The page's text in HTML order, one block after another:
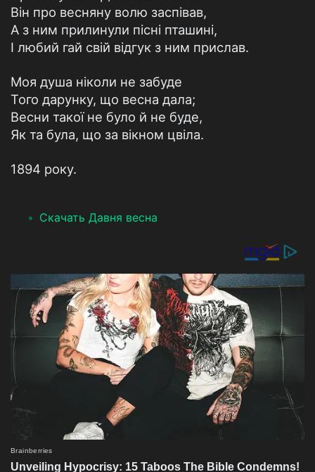
Він про весняну волю заспівав,
А з ним прилинули пісні пташині,
І любий гай свій відгук з ним прислав.
Моя душа ніколи не забуде
Того дарунку, що весна дала;
Весни такої не було й не буде,
Як та була, що за вікном цвіла.
1894 року.
Скачать Давня весна